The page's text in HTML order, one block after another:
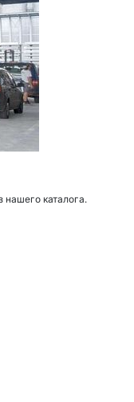
нашего каталога.